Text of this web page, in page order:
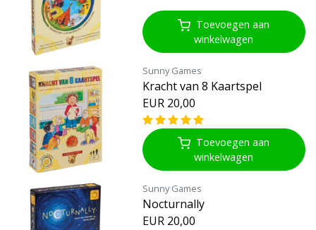
Toevoegen aan
winkelwagen
Sunny Games
Kracht van 8 Kaartspel
EUR 20,00
Toevoegen aan
winkelwagen
Sunny Games
Nocturnally
EUR 20,00